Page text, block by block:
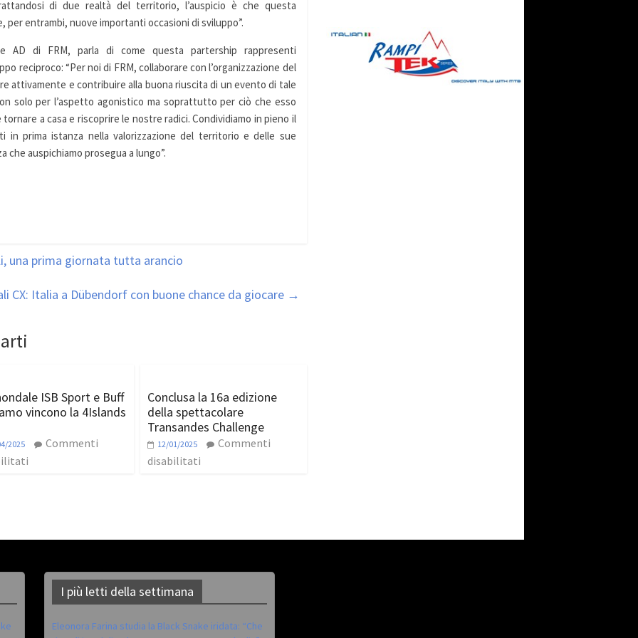
di due realtà del territorio, l’auspicio è che questa
entrambi, nuove importanti occasioni di sviluppo”.
AD di FRM, parla di come questa partership rappresenti
reciproco: “Per noi di FRM, collaborare con l’organizzazione del
attivamente e contribuire alla buona riuscita di un evento di tale
solo per l’aspetto agonistico ma soprattutto per ciò che esso
a casa e riscoprire le nostre radici. Condividiamo in pieno il
in prima istanza nella valorizzazione del territorio e delle sue
che auspichiamo prosegua a lungo”.
una prima giornata tutta arancio
CX: Italia a Dübendorf con buone chance da giocare →
ISB Sport e Buff
vincono la 4Islands
2025
Commenti
Conclusa la 16a edizione
della spettacolare
Transandes Challenge
12/01/2025
Commenti
disabilitati
I più letti della settimana
Eleonora Farina studia la Black Snake iridata: “Che